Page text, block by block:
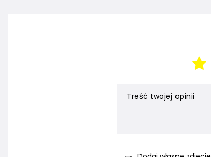
Treść twojej opinii